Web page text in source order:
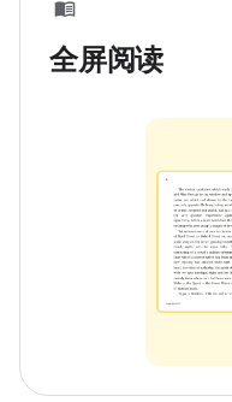
全屏阅读